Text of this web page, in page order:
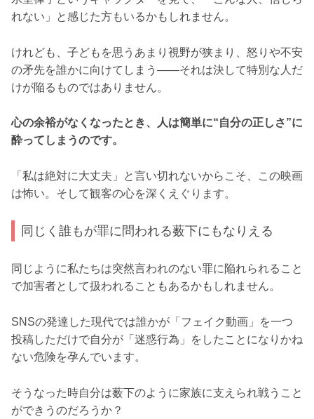
れない」と感じた方もいるかもしれません。
けれども、子どもを思うあまり視野が狭まり、怒りや不安
の矛先を誰かに向けてしまう――それは決して特別な人だ
けが陥るものではありません。
心の余裕がなくなったとき、人は簡単に“自分の正しさ”に
酔ってしまうのです。
「私は絶対に大丈夫」と言い切れないからこそ、この映画
は怖い。そして観客の心を深くえぐります。
同じく誰もが罪に問われる薮下にもなりえる
同じように私たちは突然言われのない罪に陥れられること
で加害者として扱われることもあるかもしれません。
SNSの発達した現代では誰かが「フェイク動画」を一つ
投稿しただけで自分が「迷惑行為」をしたことになりかね
ない危険を孕んでいます。
そうなった時自分は薮下のように家族に支えられ戦うこと
ができうのだろうか？